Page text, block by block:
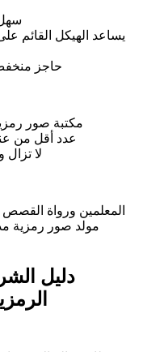
يساعد الهيكل القائم
حاجز
مكتبة صور
عدد أقل من
لا
المعلمين ورواة القصص
مولد صور رمزية
دليل